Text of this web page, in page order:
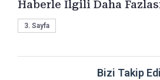
Haberle İlgili Daha
3. Sayfa
Bizi Takip